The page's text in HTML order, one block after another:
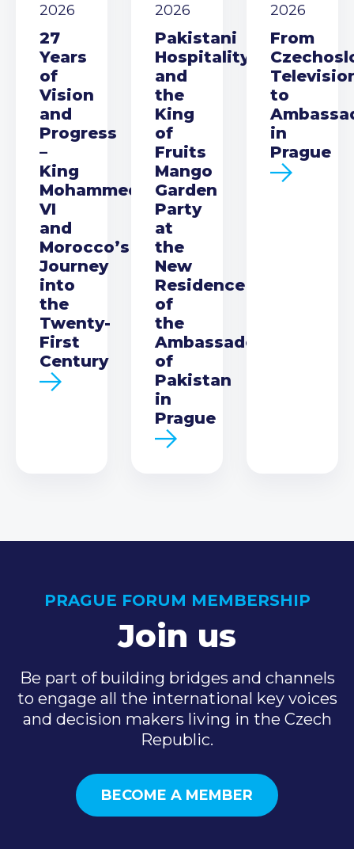
2026
27
Years
of
Vision
and
Progress
–
King
Mohammed
VI
and
Morocco’s
Journey
into
the
Twenty-
First
Century
2026
Pakistani
Hospitality
and
the
King
of
Fruits
Mango
Garden
Party
at
the
New
Residence
of
the
Ambassador
of
Pakistan
in
Prague
2026
From
to
in
Prague
PRAGUE FORUM MEMBERSHIP
Join us
Be part of building bridges and channels
to engage all the international key voices
and decision makers living in the Czech
Republic.
BECOME A MEMBER